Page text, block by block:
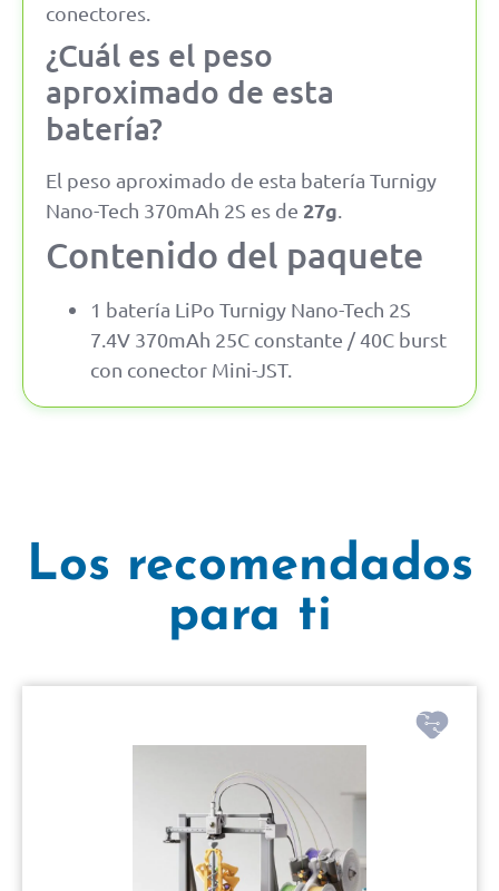
conectores.
¿Cuál es el peso
aproximado de esta
batería?
El peso aproximado de esta batería Turnigy
Nano-Tech 370mAh 2S es de 27g.
Contenido del paquete
1 batería LiPo Turnigy Nano-Tech 2S
7.4V 370mAh 25C constante / 40C burst
con conector Mini-JST.
Los recomendados
para ti